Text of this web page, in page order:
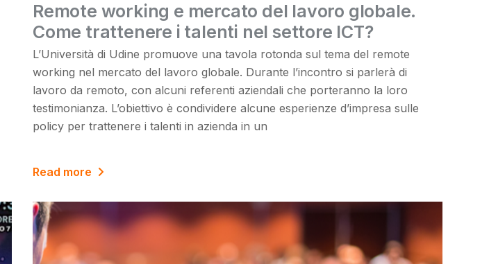
Remote working e mercato del lavoro globale.
Come trattenere i talenti nel settore ICT?
L’Università di Udine promuove una tavola rotonda sul tema del remote
working nel mercato del lavoro globale. Durante l’incontro si parlerà di
lavoro da remoto, con alcuni referenti aziendali che porteranno la loro
testimonianza. L’obiettivo è condividere alcune esperienze d’impresa sulle
policy per trattenere i talenti in azienda in un
Read more